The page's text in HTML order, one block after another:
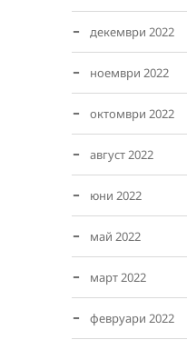
декември 2022
ноември 2022
октомври 2022
август 2022
юни 2022
май 2022
март 2022
февруари 2022